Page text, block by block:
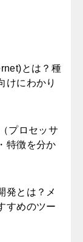
とは？種
けにわかり
プロセッサ
特徴を分か
発とは？メ
すめのツー